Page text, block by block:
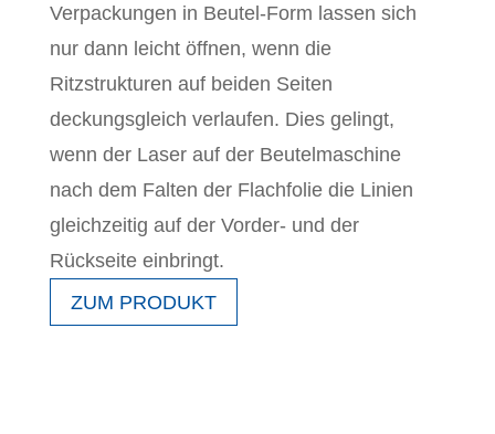
Verpackungen in Beutel-Form lassen sich
nur dann leicht öffnen, wenn die
Ritzstrukturen auf beiden Seiten
deckungsgleich verlaufen. Dies gelingt,
wenn der Laser auf der Beutelmaschine
nach dem Falten der Flachfolie die Linien
gleichzeitig auf der Vorder- und der
Rückseite einbringt.
ZUM PRODUKT